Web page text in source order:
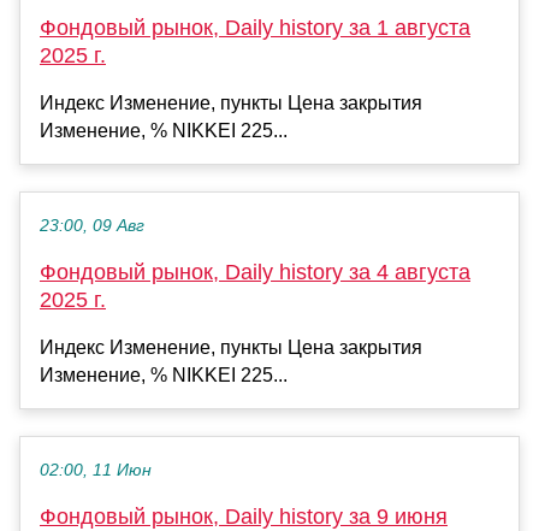
Фондовый рынок, Daily history за 1 августа
2025 г.
Индекс Изменение, пункты Цена закрытия
Изменение, % NIKKEI 225...
23:00, 09 Авг
Фондовый рынок, Daily history за 4 августа
2025 г.
Индекс Изменение, пункты Цена закрытия
Изменение, % NIKKEI 225...
02:00, 11 Июн
Фондовый рынок, Daily history за 9 июня